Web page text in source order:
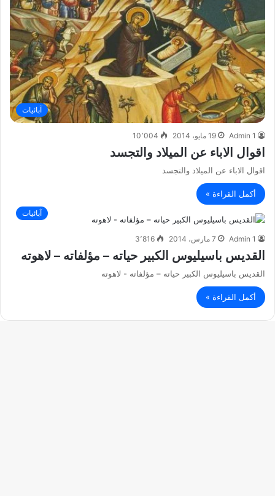
آبائيات
Admin 1 19 مايو، 2014 10٬004
اقوال الاباء عن الميلاد والتجسد
اقوال الاباء عن الميلاد والتجسد
أكمل القراءة »
آبائيات
Admin 1 7 مارس، 2014 3٬816
القديس باسيليوس الكبير حياته – مؤلفاته – لاهوته
القديس باسيليوس الكبير حياته – مؤلفاته - لاهوته
أكمل القراءة »